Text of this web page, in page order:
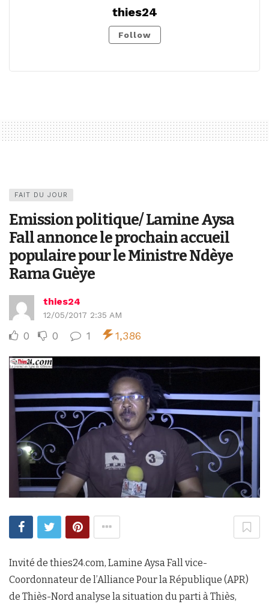
thies24
Follow
FAIT DU JOUR
Emission politique/ Lamine Aysa
Fall annonce le prochain accueil
populaire pour le Ministre Ndèye
Rama Guèye
thies24
12/05/2017 2:35 AM
0 0 1 1,386
Invité de thies24.com, Lamine Aysa Fall vice-
Coordonnateur de l’Alliance Pour la République (APR)
de Thiès-Nord analyse la situation du parti à Thiès,